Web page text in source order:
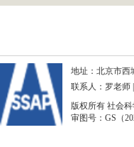
地址：北京市西
联系人：罗老师 |
版权所有 社会
审图号：GS（